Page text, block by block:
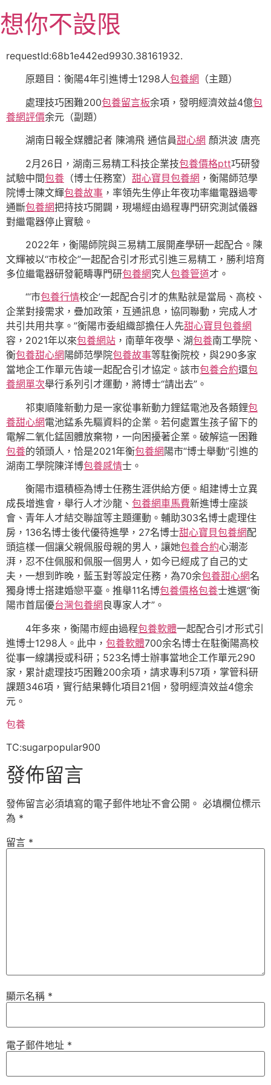
至
主
想你不設限
requestId:68b1e442ed9930.38161932.
原題目：衡陽4年引進博士1298人包養網 （主題）
處理技巧困難200包養留言板余項，發明經濟效益4億包
養網評價余元（副題）
湖南日報全媒體記者 陳鴻飛 通信員甜心網 顏洪波 唐亮
2月26日，湖南三易精工科技企業技包養價格ptt巧研發
試驗中間包養 （博士任務室） 甜心寶貝包養網 ，衡陽師范學
院博士陳文輝包養故事 ，率領先生停止年夜功率繼電器過零
通斷包養網把持技巧開闢，現場經由過程專門研究測試儀器
對繼電器停止實驗。
2022年，衡陽師院與三易精工展開產學研一起配合。陳
文輝被以“市校企”一起配合引才形式引進三易精工，勝利培育
多位繼電器研發範疇專門研包養網究人包養管道才。
“‘市包養行情校企’一起配合引才的焦點就是當局、高校、
企業對接需求，疊加政策，互通訊息，協同聯動，完成人才
共引共用共享。”衡陽市委組織部擔任人先甜心寶貝包養網
容，2021年以來包養網站 ，南華年夜學、湖包養南工學院、
衡包養甜心網 陽師范學院包養故事等駐衡院校，與290多家
當地企工作單元告竣一起配合引才協定。該市包養合約還包
養網單次舉行系列引才運動，將博士“請出去”。
祁東順隆新動力是一家從事新動力鋰錳電池及各類鋰包
養甜心網電池錳系先驅資料的企業。若何處置生孩子留下的
電解二氧化錳固體放棄物，一向困擾著企業。破解這一困難
包養的領頭人，恰是2021年衡包養網陽市“博士舉動”引進的
湖南工學院陳洋博包養感情士。
衡陽市還積極為博士任務生涯供給方便。組建博士立異
成長增進會，舉行人才沙龍、 包養網車馬費新進博士座談
會、青年人才結交聯誼等主題運動。輔助303名博士處理住
房，136名博士後代優待進學，27名博士甜心寶貝包養網配
頭這樣一個讓父親佩服母親的男人，讓她包養合約心潮澎
湃，忍不住佩服和佩服一個男人，如今已經成了自己的丈
夫，一想到昨晚，藍玉對等設定任務，為70余包養甜心網名
獨身博士搭建婚戀平臺。推舉11名博包養價格包養士進選“衡
陽市首屆優台灣包養網 良專家人才”。
4年多來，衡陽市經由過程包養軟體一起配合引才形式引
進博士1298人。此中， 包養軟體700余名博士在駐衡陽高校
從事一線講授或科研；523名博士辦事當地企工作單元290
家，累計處理技巧困難200余項，請求專利57項，掌管科研
課題346項，實行結果轉化項目21個，發明經濟效益4億余
元。
包養
TC:sugarpopular900
發佈留言
發佈留言必須填寫的電子郵件地址不會公開。 必填欄位標示
為 *
留言 *
顯示名稱 *
電子郵件地址 *